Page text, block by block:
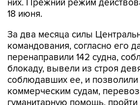
За два месяца силы
перенаправили 142 судна,
блокаду, вывели из строя
соблюдавших ее, и позволили
коммерческим судам,
гуманитарную помощь, пройти
блокады.